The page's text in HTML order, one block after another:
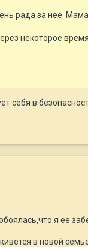
рада за нее.
некоторое
себя в
я ее
в новой